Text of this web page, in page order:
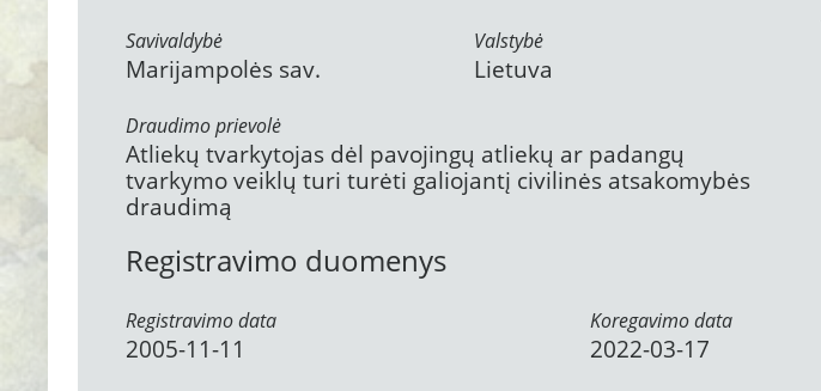
Savivaldybė
Marijampolės sav.
Valstybė
Lietuva
Draudimo prievolė
Atliekų tvarkytojas dėl pavojingų atliekų ar padangų
tvarkymo veiklų turi turėti galiojantį civilinės atsakomybės
draudimą
Registravimo duomenys
Registravimo data
2005-11-11
Koregavimo data
2022-03-17